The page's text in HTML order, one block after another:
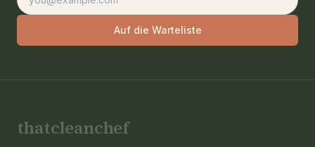
Auf die Warteliste
thatcleanchef